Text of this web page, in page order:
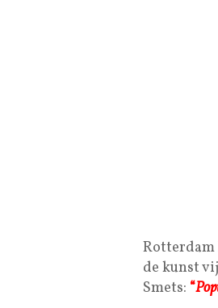
de kunst
Smets: “